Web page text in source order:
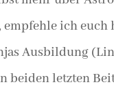
ich euch
Ausbildung
beiden letzten